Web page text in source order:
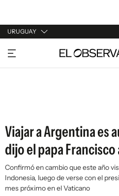
URUGUAY
URUGUAY
ARGENTINA
Viajar a Argentina es
dijo el papa
Confirmó en cambio que este año
Indonesia, luego de verse con el
mes próximo en el Vaticano